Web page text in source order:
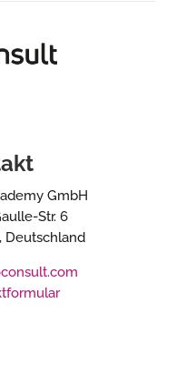
GmbH
Str. 6
Deutschland